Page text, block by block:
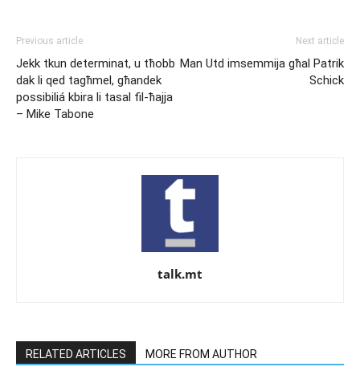
Previous article
Jekk tkun determinat, u tħobb
dak li qed tagħmel, għandek
possibiliá kbira li tasal fil-ħajja
– Mike Tabone
Next article
Man Utd imsemmija għal Patrik
Schick
talk.mt
RELATED ARTICLES MORE FROM AUTHOR